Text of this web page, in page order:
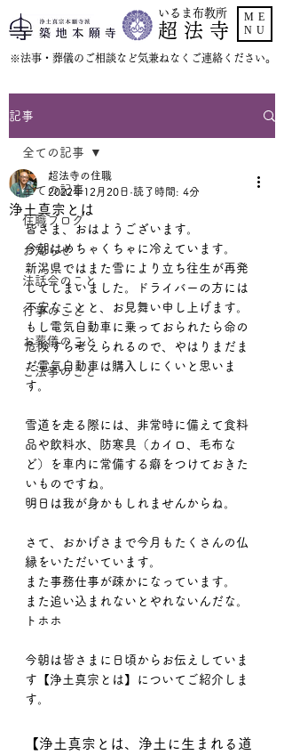
いるま布教所
超 法 寺
​※法事・葬儀のご相談など気兼ねなくご連絡ください。
ME
NU
記事
全ての記事
住職ブログ
お知らせ
法話会のこと
行事のこと
お葬儀のこと
ご法事のこと
全ての記事
浄土真宗とは
超法寺の住職
2022年12月20日 読了時間: 4分
皆さま、おはようございます。
今朝はめちゃくちゃに冷えています。
新潟県ではまた雪により立ち往生が再発
してしまいました。ドライバーの方には
不安なことと、お見舞い申し上げます。
もし電気自動車に乗っておられたら命の
危険すら考えられるので、やはりまだま
だ電気自動車は購入しにくいと思いま
す。
雪道を走る際には、非常時に備えて食料
品や飲料水、防寒具（カイロ、毛布な
ど）を車内に常備する癖をつけておきた
いものですね。
明日は我が身かもしれませんからね。
さて、おかげさまで今月もたくさんの仏
縁をいただいています。
また事務仕事が疎かになっています。
また追い込まれないとやれないんだな。
トホホ
今朝は皆さまに日頃からお伝えしていま
す【浄土真宗とは】についてご紹介しま
す。
【浄土真宗とは、浄土に生まれる道